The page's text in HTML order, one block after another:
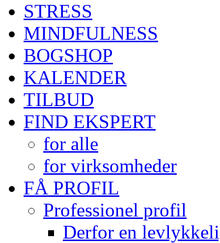
STRESS
MINDFULNESS
BOGSHOP
KALENDER
TILBUD
FIND EKSPERT
for alle
for virksomheder
FÅ PROFIL
Professionel profil
Derfor en